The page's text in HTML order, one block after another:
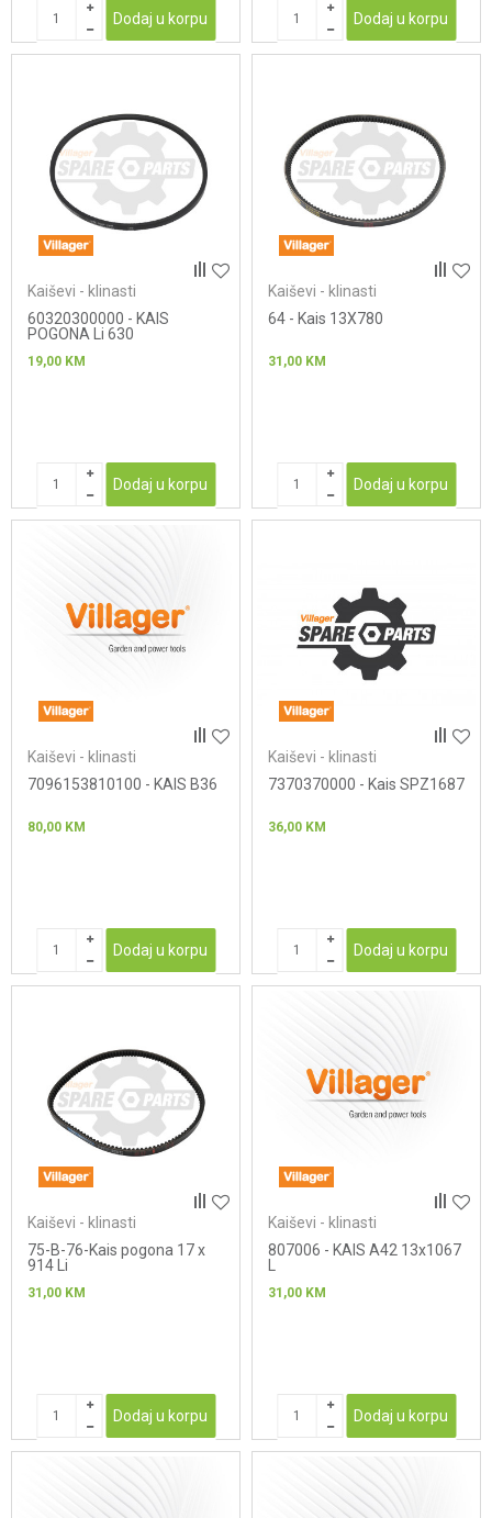
Dodaj u korpu Dodaj u korpu
Kaiševi - klinasti
60320300000 - KAIS
POGONA Li 630
19,00 KM
Dodaj u korpu
Kaiševi - klinasti
64 - Kais 13X780
31,00 KM
Dodaj u korpu
Kaiševi - klinasti
7096153810100 - KAIS B36
80,00 KM
Dodaj u korpu
Kaiševi - klinasti
7370370000 - Kais SPZ1687
36,00 KM
Dodaj u korpu
Kaiševi - klinasti
75-B-76-Kais pogona 17 x
914 Li
31,00 KM
Dodaj u korpu
Kaiševi - klinasti
807006 - KAIS A42 13x1067
31,00 KM
Dodaj u korpu